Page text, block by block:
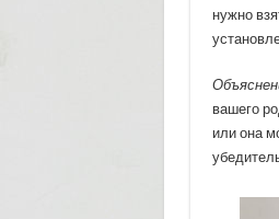
нужно
вашего
или она